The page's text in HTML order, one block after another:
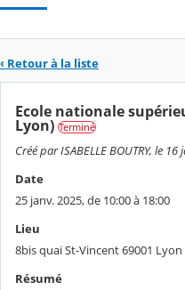
‹ Retour à la liste
Ecole nationale
Lyon) Terminé
Créé par ISABELLE BOUTRY, le
Date
25 janv. 2025, de 10:00 à 18:00
Lieu
8bis quai St-Vincent 69001 Lyon
Résumé